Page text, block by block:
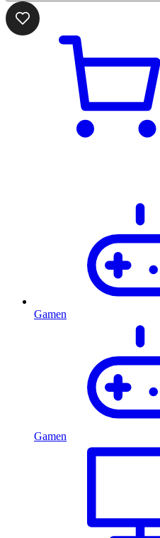
Gamen
Gamen